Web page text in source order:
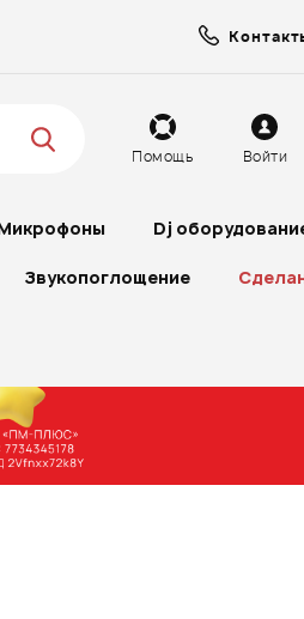
Помощь Войти
Dj
Звукопоглощение